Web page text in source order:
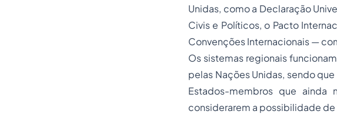
Unidas, como a Declaração
Civis e Políticos, o Pacto
Convenções Internacionais —
Os sistemas regionais
pelas Nações Unidas, sendo
Estados-membros que ainda
considerarem a possibilidade